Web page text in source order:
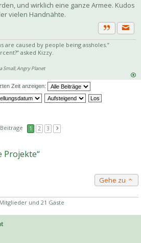
und wirklich eine ganze Armee. Kudos
vielen Handnähte.
Zitat
are caused by people being assholes.”
asked Kizzy.
Small, Angry Planet
Zeit anzeigen:
1 2 3
Projekte“
Gehe zu
und 21 Gäste